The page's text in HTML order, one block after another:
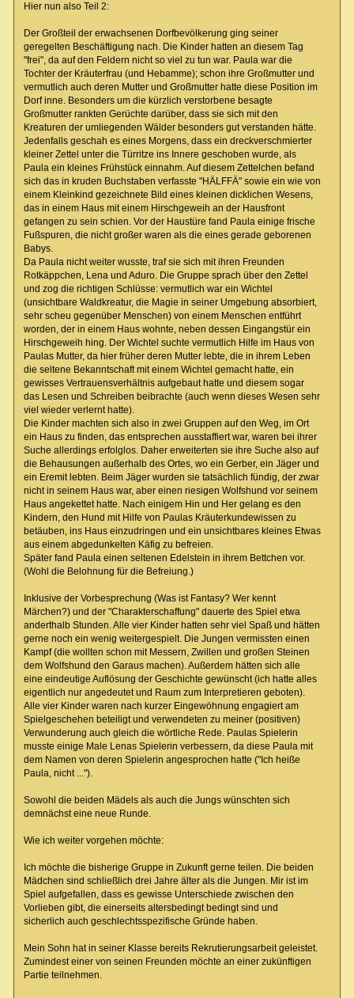
Hier nun also Teil 2:
Der Großteil der erwachsenen Dorfbevölkerung ging seiner
geregelten Beschäftigung nach. Die Kinder hatten an diesem Tag
"frei", da auf den Feldern nicht so viel zu tun war. Paula war die
Tochter der Kräuterfrau (und Hebamme); schon ihre Großmutter und
vermutlich auch deren Mutter und Großmutter hatte diese Position im
Dorf inne. Besonders um die kürzlich verstorbene besagte
Großmutter rankten Gerüchte darüber, dass sie sich mit den
Kreaturen der umliegenden Wälder besonders gut verstanden hätte.
Jedenfalls geschah es eines Morgens, dass ein dreckverschmierter
kleiner Zettel unter die Türritze ins Innere geschoben wurde, als
Paula ein kleines Frühstück einnahm. Auf diesem Zettelchen befand
sich das in kruden Buchstaben verfasste "HÄLFFÄ" sowie ein wie von
einem Kleinkind gezeichnete Bild eines kleinen dicklichen Wesens,
das in einem Haus mit einem Hirschgeweih an der Hausfront
gefangen zu sein schien. Vor der Haustüre fand Paula einige frische
Fußspuren, die nicht großer waren als die eines gerade geborenen
Babys.
Da Paula nicht weiter wusste, traf sie sich mit ihren Freunden
Rotkäppchen, Lena und Aduro. Die Gruppe sprach über den Zettel
und zog die richtigen Schlüsse: vermutlich war ein Wichtel
(unsichtbare Waldkreatur, die Magie in seiner Umgebung absorbiert,
sehr scheu gegenüber Menschen) von einem Menschen entführt
worden, der in einem Haus wohnte, neben dessen Eingangstür ein
Hirschgeweih hing. Der Wichtel suchte vermutlich Hilfe im Haus von
Paulas Mutter, da hier früher deren Mutter lebte, die in ihrem Leben
die seltene Bekanntschaft mit einem Wichtel gemacht hatte, ein
gewisses Vertrauensverhältnis aufgebaut hatte und diesem sogar
das Lesen und Schreiben beibrachte (auch wenn dieses Wesen sehr
viel wieder verlernt hatte).
Die Kinder machten sich also in zwei Gruppen auf den Weg, im Ort
ein Haus zu finden, das entsprechen ausstaffiert war, waren bei ihrer
Suche allerdings erfolglos. Daher erweiterten sie ihre Suche also auf
die Behausungen außerhalb des Ortes, wo ein Gerber, ein Jäger und
ein Eremit lebten. Beim Jäger wurden sie tatsächlich fündig, der zwar
nicht in seinem Haus war, aber einen riesigen Wolfshund vor seinem
Haus angekettet hatte. Nach einigem Hin und Her gelang es den
Kindern, den Hund mit Hilfe von Paulas Kräuterkundewissen zu
betäuben, ins Haus einzudringen und ein unsichtbares kleines Etwas
aus einem abgedunkelten Käfig zu befreien.
Später fand Paula einen seltenen Edelstein in ihrem Bettchen vor.
(Wohl die Belohnung für die Befreiung.)
Inklusive der Vorbesprechung (Was ist Fantasy? Wer kennt
Märchen?) und der "Charakterschaffung" dauerte des Spiel etwa
anderthalb Stunden. Alle vier Kinder hatten sehr viel Spaß und hätten
gerne noch ein wenig weitergespielt. Die Jungen vermissten einen
Kampf (die wollten schon mit Messern, Zwillen und großen Steinen
dem Wolfshund den Garaus machen). Außerdem hätten sich alle
eine eindeutige Auflösung der Geschichte gewünscht (ich hatte alles
eigentlich nur angedeutet und Raum zum Interpretieren geboten).
Alle vier Kinder waren nach kurzer Eingewöhnung engagiert am
Spielgeschehen beteiligt und verwendeten zu meiner (positiven)
Verwunderung auch gleich die wörtliche Rede. Paulas Spielerin
musste einige Male Lenas Spielerin verbessern, da diese Paula mit
dem Namen von deren Spielerin angesprochen hatte ("Ich heiße
Paula, nicht ...").
Sowohl die beiden Mädels als auch die Jungs wünschten sich
demnächst eine neue Runde.
Wie ich weiter vorgehen möchte:
Ich möchte die bisherige Gruppe in Zukunft gerne teilen. Die beiden
Mädchen sind schließlich drei Jahre älter als die Jungen. Mir ist im
Spiel aufgefallen, dass es gewisse Unterschiede zwischen den
Vorlieben gibt, die einerseits altersbedingt bedingt sind und
sicherlich auch geschlechtsspezifische Gründe haben.
Mein Sohn hat in seiner Klasse bereits Rekrutierungsarbeit geleistet.
Zumindest einer von seinen Freunden möchte an einer zukünftigen
Partie teilnehmen.